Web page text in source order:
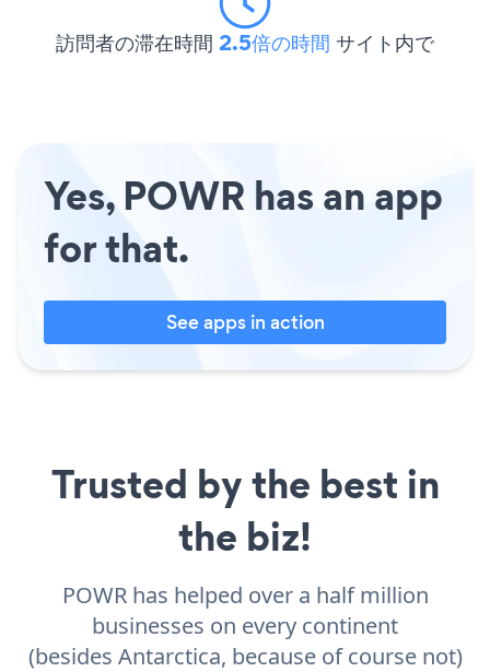
訪問者の滞在時間 2.5倍の時間 サイト内で
Yes, POWR has an app
for that.
See apps in action
Trusted by the best in
the biz!
POWR has helped over a half million
businesses on every continent
(besides Antarctica, because of course not)